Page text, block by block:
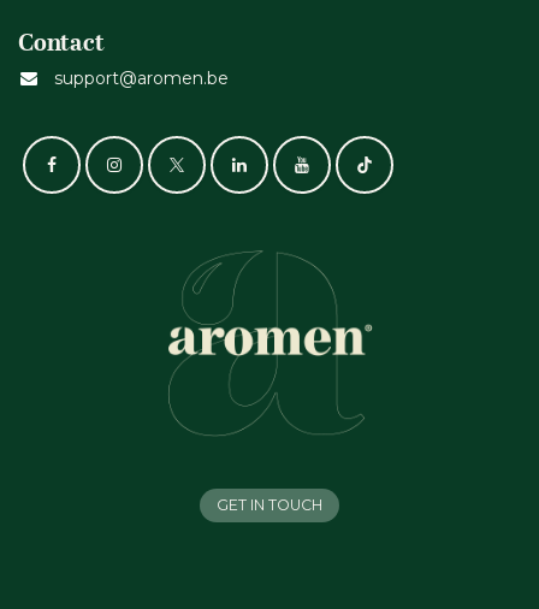
Contact
support@aromen.be
GET IN TOUCH